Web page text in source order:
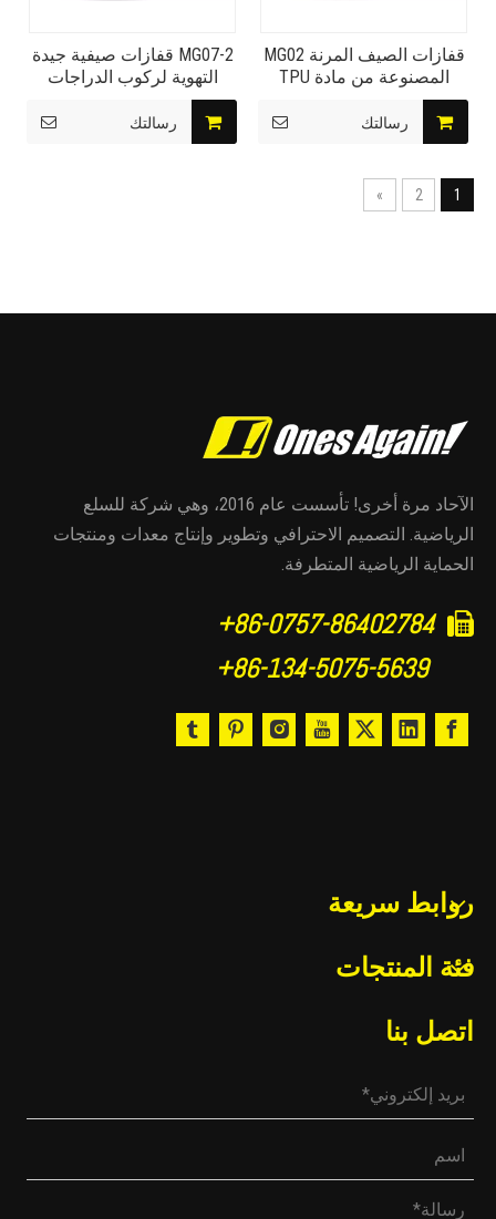
MG07-2 قفازات صيفية جيدة
التهوية لركوب الدراجات
مضادة للانزلاق ومضادة
للصدمات ودرع شيطان
رسالتك
قفازات الصيف المرنة MG02
المصنوعة من مادة TPU
وقفازات ركوب الدراجات
النارية المقاومة للصدمات
رسالتك
1
2
»
الآحاد مرة أخرى! تأسست عام 2016، وهي شركة للسلع
الرياضية. التصميم الاحترافي وتطوير وإنتاج معدات ومنتجات
الحماية الرياضية المتطرفة.

86-0757-86402784+
86-134-5075-5639+
روابط سريعة
فئة المنتجات
اتصل بنا